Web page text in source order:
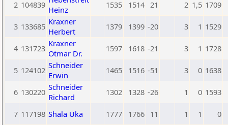
2 104839 Heinz
1535 1514 21 2 1,5 1709
3 133685 Kraxner
Herbert
1379 1399 -20 3 1 1529
4 131723 Kraxner
Otmar Dr.
1597 1618 -21 3 1 1728
5 124102 Schneider
Erwin
1465 1516 -51 3 0 1638
6 130220 Schneider
Richard
1302 1328 -26 1 0 1593
7 117198 Shala Uka 1777 1766 11 1 1 0